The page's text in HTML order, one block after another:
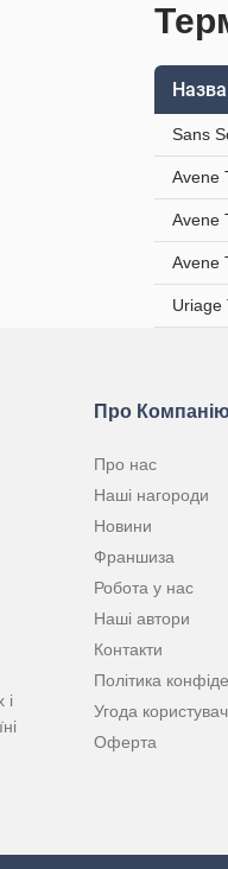
Назва
Sans
Avene
Avene
Avene
Uriage
і
Про Компанію
Про нас
Наші нагороди
Новини
Франшиза
Робота у нас
Наші автори
Контакти
Політика
Угода
Оферта